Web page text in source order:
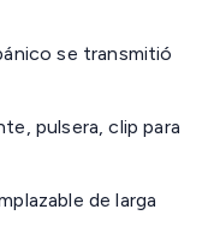
se transmitió
pulsera, clip para
de larga